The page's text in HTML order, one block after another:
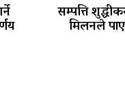
सम्पत्ति
मिलनले